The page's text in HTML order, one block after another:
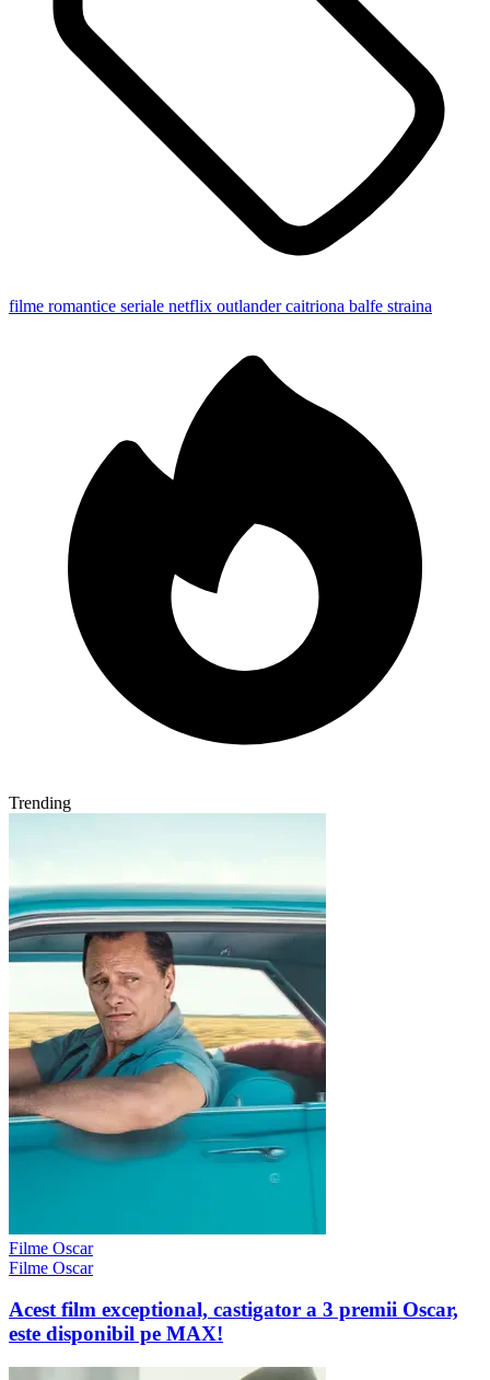
filme romantice seriale netflix outlandercaitriona balfe straina
Trending
Filme Oscar
Filme Oscar
Acest film exceptional, castigator a 3 premii Oscar,
este disponibil pe MAX!